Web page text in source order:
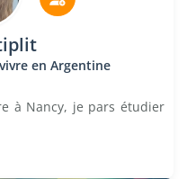
en Argentine
à Nancy, je pars étudier